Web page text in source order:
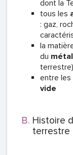
dont la
tous les
: gaz,
la
du métal
terrestre)
entre les
vide
Histoire
terrestre